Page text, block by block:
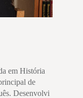
em História
de
Desenvolvi